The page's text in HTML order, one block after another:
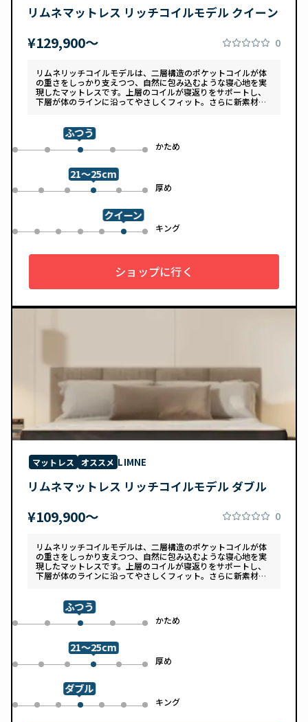
リムネマットレス リッチコイルモデル クイーン
¥129,900〜 0
リムネリッチコイルモデルは、二層構造のポケットコイルが体
の重さをしっかり支えつつ、自然に包み込むような寝心地を実
現したマットレスです。上層のコイルが寝返りをサポートし、
下層が体のラインに沿ってやさしくフィット。さらに新素材
ンで、カバーは自宅で洗濯可能。清潔さと快適さの両方を追求
した一枚です。
0 1 2
ふつう
3 かため
4
0 1 2 3
21～25cm
4 厚め
5
0 1 2 3 4 5
クイーン
キング
6
ショップに行く
マットレス オススメ LIMNE
リムネマットレス リッチコイルモデル ダブル
¥109,900〜 0
リムネリッチコイルモデルは、二層構造のポケットコイルが体
の重さをしっかり支えつつ、自然に包み込むような寝心地を実
現したマットレスです。上層のコイルが寝返りをサポートし、
下層が体のラインに沿ってやさしくフィット。さらに新素材
ンで、カバーは自宅で洗濯可能。清潔さと快適さの両方を追求
した一枚です。
0 1 2
ふつう
3 かため
4
0 1 2 3
21～25cm
4 厚め
5
0 1 2 3
ダブル
4 5 キング
6